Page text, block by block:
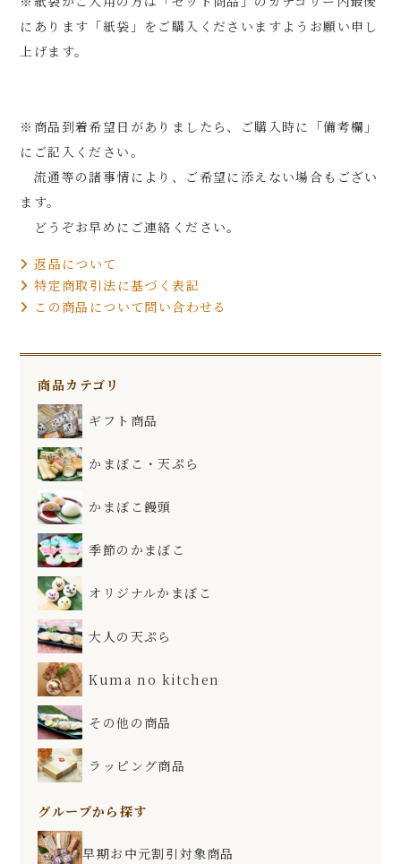
にあります「紙袋」をご購入くださいますようお願い申し
上げます。
※商品到着希望日がありましたら、ご購入時に「備考欄」
にご記入ください。
流通等の諸事情により、ご希望に添えない場合もござい
ます。
どうぞお早めにご連絡ください。
返品について
特定商取引法に基づく表記
この商品について問い合わせる
商品カテゴリ
ギフト商品
かまぼこ・天ぷら
かまぼこ饅頭
季節のかまぼこ
オリジナルかまぼこ
大人の天ぷら
Kuma no kitchen
その他の商品
ラッピング商品
グループから探す
早期お中元割引対象商品